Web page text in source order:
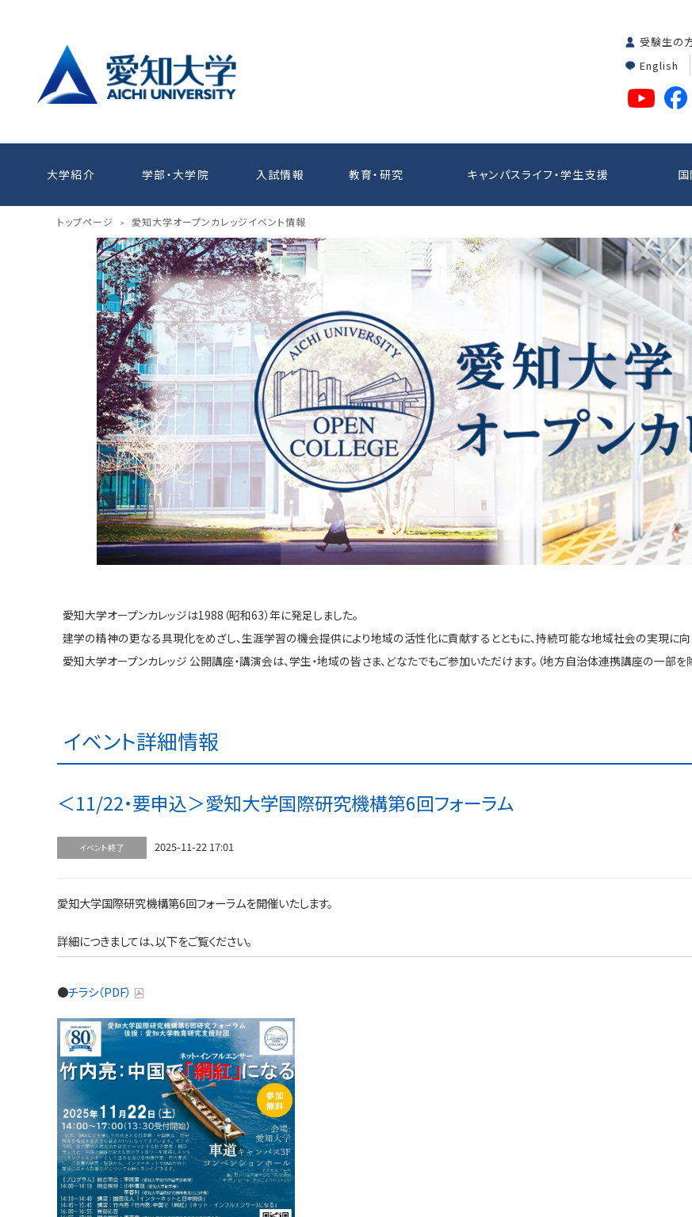
受験生の
English
大学紹介 学部・大学院 入試情報 教育・研究 キャンパスライフ・学生支援
トップページ > 愛知大学オープンカレッジイベント情報
愛知大学オープンカレッジは1988（昭和63）年に発足しました。
建学の精神の更なる具現化をめざし、生涯学習の機会提供により地域の活性化に貢献するとともに、持続可能な地域社会の実現に向
愛知大学オープンカレッジ 公開講座・講演会は、学生・地域の皆さま、どなたでもご参加いただけます。（地方自治体連携講座の一部を除
イベント詳細情報
＜11/22・要申込＞愛知大学国際研究機構第6回フォーラム
イベント終了 2025-11-22 17:01
愛知大学国際研究機構第6回フォーラムを開催いたします。
詳細につきましては、以下をご覧ください。
●チラシ（PDF）